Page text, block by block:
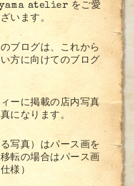
atelier をご愛
います。
ブログは、これから
方に向けてのブログ
ーに掲載の店内写真
になります。
写真）はパース画を
転の場合はパース画
様 ）